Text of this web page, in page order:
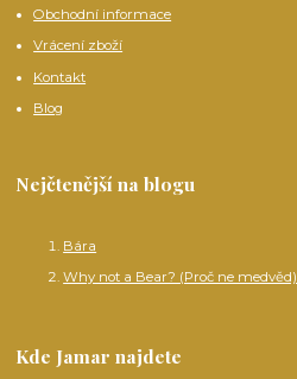
Obchodní informace
Vrácení zboží
Kontakt
Blog
Nejčtenější na blogu
Bára
Why not a Bear? (Proč ne medvěd)
Kde Jamar najdete